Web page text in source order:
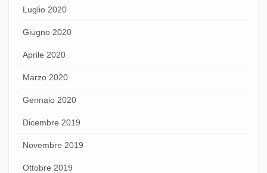
Luglio 2020
Giugno 2020
Aprile 2020
Marzo 2020
Gennaio 2020
Dicembre 2019
Novembre 2019
Ottobre 2019